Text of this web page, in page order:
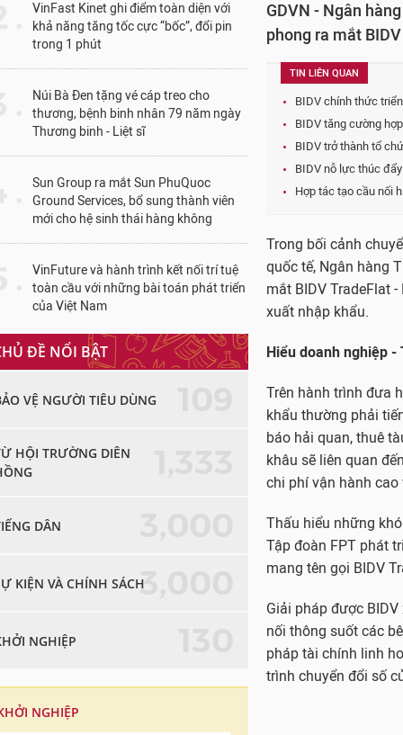
VinFast Kinet ghi điểm toàn diện với
khả năng tăng tốc cực “bốc”, đổi pin
trong 1 phút
Núi Bà Đen tặng vé cáp treo cho
thương, bệnh binh nhân 79 năm ngày
Thương binh - Liệt sĩ
Sun Group ra mắt Sun PhuQuoc
Ground Services, bổ sung thành viên
mới cho hệ sinh thái hàng không
VinFuture và hành trình kết nối trí tuệ
toàn cầu với những bài toán phát triển
của Việt Nam
ĐỀ NỔI BẬT
VỆ NGƯỜI TIÊU DÙNG
HỘI TRƯỜNG DIÊN
DÂN
KIỆN VÀ CHÍNH SÁCH3,000
NGHIỆP
NGHIỆP
GDVN - Ngân
phong ra mắt
TIN LIÊN QUAN
BIDV chính thức
BIDV tăng cường
BIDV trở thành tổ
BIDV nỗ lực thúc
Hợp tác tạo cầu nối
Trong bối cảnh
quốc tế, Ngân hàng
mắt BIDV TradeFlat
xuất nhập khẩu.
Hiểu doanh nghiệp -
Trên hành trình đưa
khẩu thường phải
báo hải quan, thuê
khâu sẽ liên quan
chi phí vận hành
Thấu hiểu những
Tập đoàn FPT phát
mang tên gọi BIDV
Giải pháp được
nối thông suốt các
pháp tài chính linh
trình chuyển đổi số